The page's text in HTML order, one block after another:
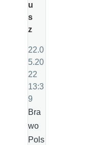
u
s
z
22.0
5.20
22
13:3
9
Bra
wo
Pols